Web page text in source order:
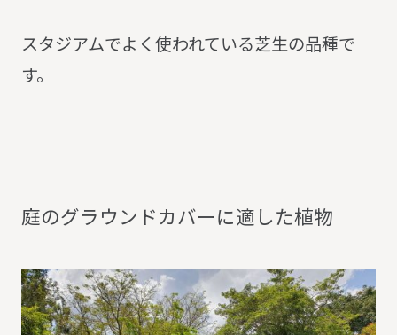
スタジアムでよく使われている芝生の品種で
す。
庭のグラウン ドカバーに適した植物